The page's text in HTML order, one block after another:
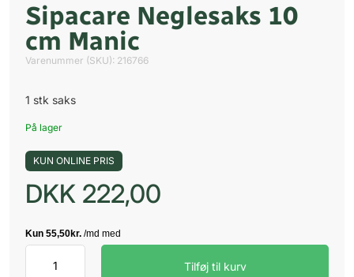
Sipacare Neglesaks 10
cm Manic
Varenummer (SKU): 216766
1 stk saks
På lager
KUN ONLINE PRIS
DKK 222,00
Neglesaks
Tilføj til kurv